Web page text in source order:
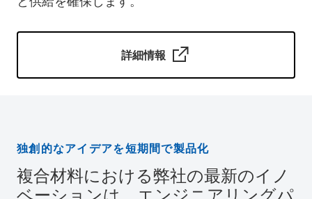
詳細情報
独創的なアイデアを短期間で製品化
複合材料における弊社の最新のイノ